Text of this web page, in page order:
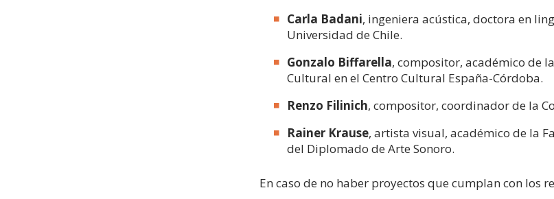
Carla Badani, ingeniera acústica, doctora en
Universidad de Chile.
Gonzalo Biffarella, compositor, académico de
Cultural en el Centro Cultural España-Córdoba.
Renzo Filinich, compositor, coordinador de la
Rainer Krause, artista visual, académico de la
del Diplomado de Arte Sonoro.
En caso de no haber proyectos que cumplan con